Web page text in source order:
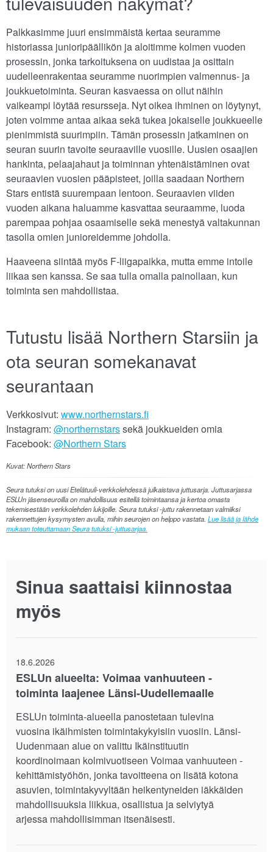
Palkkasimme juuri ensimmäistä kertaa seuramme
historiassa junioripäällikön ja aloitimme kolmen vuoden
prosessin, jonka tarkoituksena on uudistaa ja osittain
uudelleenrakentaa seuramme nuorimpien valmennus- ja
joukkuetoiminta. Seuran kasvaessa on ollut näihin
vaikeampi löytää resursseja. Nyt oikea ihminen on löytynyt,
joten voimme antaa aikaa sekä tukea jokaiselle joukkueelle
pienimmistä suurimpiin. Tämän prosessin jatkaminen on
seuran suurin tavoite seuraaville vuosille. Uusien osaajien
hankinta, pelaajahaut ja toiminnan yhtenäistäminen ovat
seuraavien vuosien pääpisteet, joilla saadaan Northern
Stars entistä suurempaan lentoon. Seuraavien viiden
vuoden aikana haluamme kasvattaa seuraamme, luoda
parempaa pohjaa osaamiselle sekä menestyä valtakunnan
tasolla omien junioreidemme johdolla.
Haaveena siintää myös F-liigapaikka, mutta emme intoile
liikaa sen kanssa. Se saa tulla omalla painollaan, kun
toiminta sen mahdollistaa.
Tutustu lisää Northern Starsiin ja
ota seuran somekanavat
seurantaan
Verkkosivut: www.northernstars.fi
Instagram: @northernstarssekä joukkueiden omia
Facebook: @Northern Stars
Kuvat: Northern Stars
Seura tutuksi on uusi Etelätuuli-verkkolehdessä julkaistava juttusarja. Juttusarjassa
ESLUn jäsenseuroilla on mahdollisuus esitellä toimintaansa ja kertoa omasta
tekemisestään verkkolehden lukijoille. Seura tutuksi -juttu rakennetaan valmiiksi
rakennettujen kysymysten avulla, mihin seurojen on helppo vastata. Lue lisää ja lähde
mukaan toteuttamaan Seura tutuksi -juttusarjaa.
Sinua saattaisi kiinnostaa
myös
18.6.2026
ESLUn alueelta: Voimaa vanhuuteen -
toiminta laajenee Länsi-Uudellemaalle
ESLUn toiminta-alueella panostetaan tulevina
vuosina ikäihmisten toimintakykyisiin vuosiin. Länsi-
Uudenmaan alue on valittu Ikäinstituutin
koordinoimaan kolmivuotiseen Voimaa vanhuuteen -
kehittämistyöhön, jonka tavoitteena on lisätä kotona
asuvien, toimintakyvyltään heikentyneiden iäkkäiden
mahdollisuuksia liikkua, osallistua ja selviytyä
arjessa mahdollisimman itsenäisesti.